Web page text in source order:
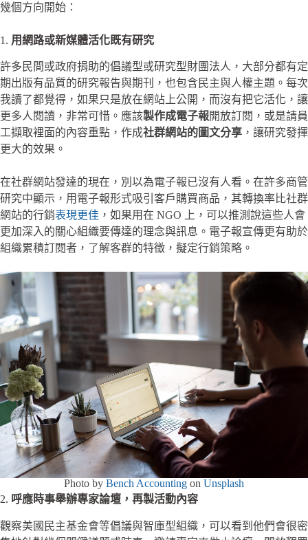
幾個方向開始：
1. 用網路或新媒體活化既有研究
許多民間或政府捐助的倡議型或研究型財團法人，大部分都有定
期出版有品質的研究報告與期刊，也包含民主與人權主題。每次
我讀了都覺得，如果只是放在網站上公開，而沒有把它活化，讓
更多人閱讀，非常可惜。應該製作成電子報開放訂閱，或是請員
工擷取裡面的內容重點，作成社群網站的圖文分享 ，讓研究發揮
更大的效果。
在社群網站發達的現在，別以為電子報已沒有人看。在許多商管
研究中顯示，用電子報形式吸引客戶購買商品，其轉換率比社群
網站的行銷表現更佳 ，如果用在 NGO 上，可以推測說這些人會
更加深入的關心組織要傳達的理念與訊息。電子報宣傳更有助於
組織累積訂閱者，了解客群的特徵，擬定行銷策略。
Photo by Bench Accounting on Unsplash
2. 呼應時事舉辦專家論壇，再製活動內容
觀察美國民主基金會等倡議與智庫型組織，可以看到他們會很密